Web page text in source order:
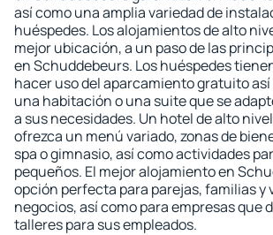
así como una amplia variedad de
huéspedes. Los alojamientos de alto
mejor ubicación, a un paso de las
en Schuddebeurs. Los huéspedes
hacer uso del aparcamiento gratuito
una habitación o una suite que se
a sus necesidades. Un hotel de alto
ofrezca un menú variado, zonas de
spa o gimnasio, así como actividades
pequeños. El mejor alojamiento en
opción perfecta para parejas, familias y
negocios, así como para empresas que
talleres para sus empleados.